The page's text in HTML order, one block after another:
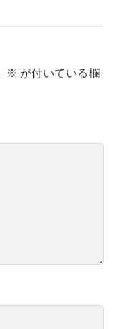
※ が付いている欄